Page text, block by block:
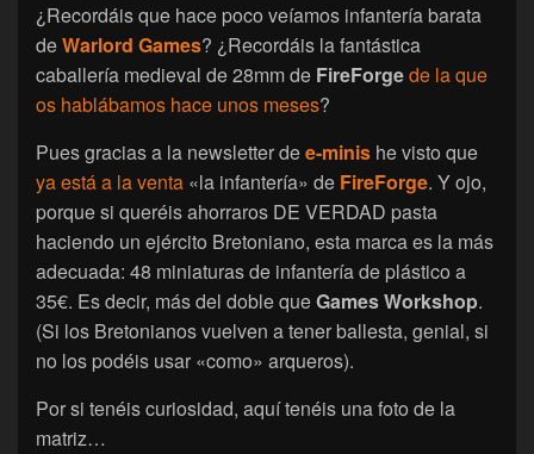
¿Recordáis que hace poco veíamos infantería barata
deWarlord Games? ¿Recordáis la fantástica
caballería medieval de 28mm de FireForgede la que
os hablábamos hace unos meses?
Pues gracias a la newsletter dee-minis he visto que
ya está a la venta «la infantería» de FireForge. Y ojo,
porque si queréis ahorraros DE VERDAD pasta
haciendo un ejército Bretoniano, esta marca es la más
adecuada: 48 miniaturas de infantería de plástico a
35€. Es decir, más del doble queGames Workshop.
(Si los Bretonianos vuelven a tener ballesta, genial, si
no los podéis usar «como» arqueros).
Por si tenéis curiosidad, aquí tenéis una foto de la
matriz…